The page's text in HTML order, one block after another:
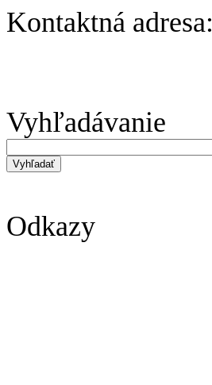
Kontaktná adresa:
Vyhľadávanie
Odkazy